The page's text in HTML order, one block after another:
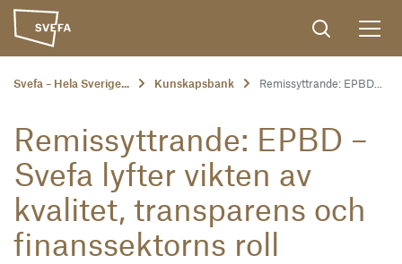
Svefa – Hela Sverige... Kunskapsbank Remissyttrande: EPBD...
Remissyttrande: EPBD –
Svefa lyfter vikten av
kvalitet, transparens och
finanssektorns roll